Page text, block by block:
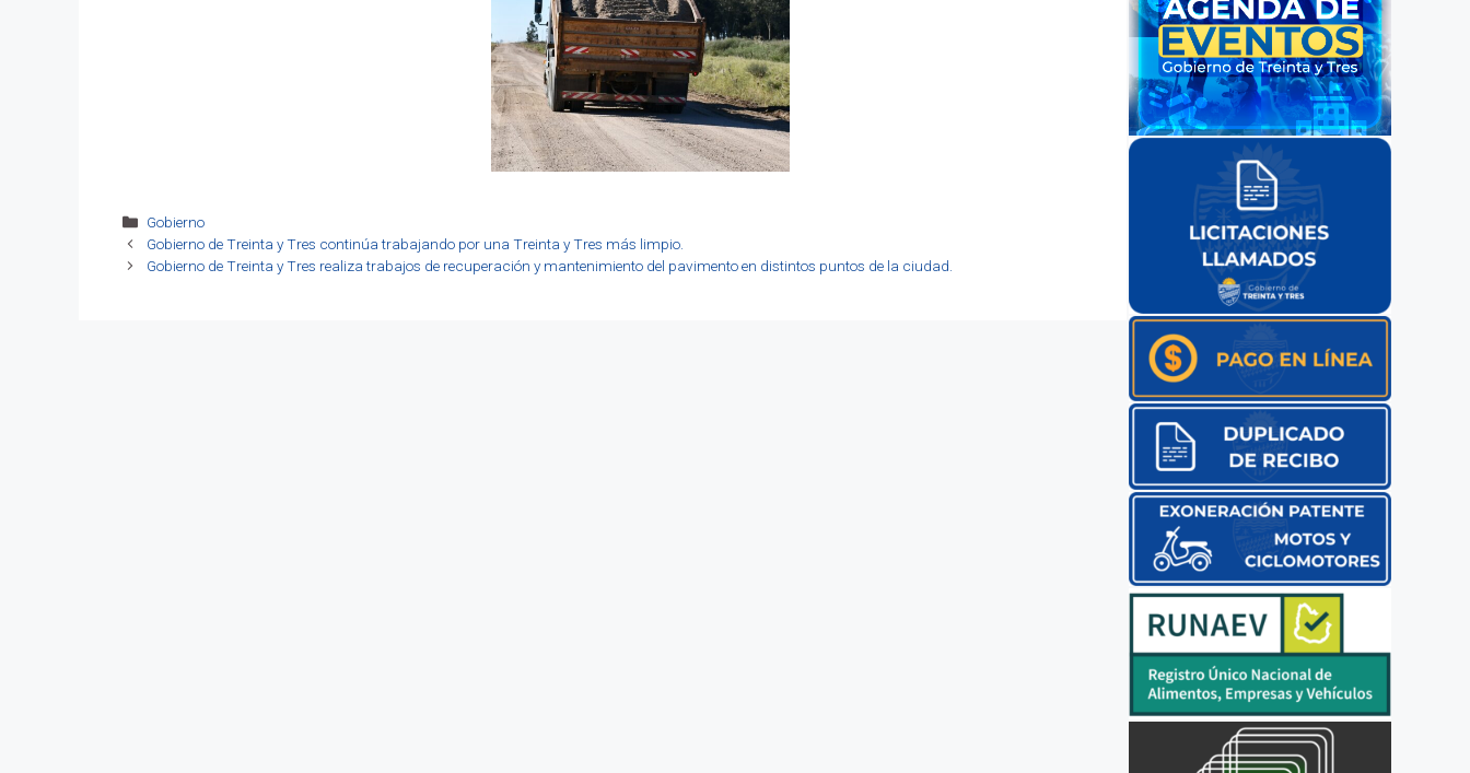
Categorías
Gobierno
Gobierno de Treinta y Tres continúa trabajando por una Treinta y Tres más limpio.
Gobierno de Treinta y Tres realiza trabajos de recuperación y mantenimiento del pavimento en distintos puntos de la ciudad.